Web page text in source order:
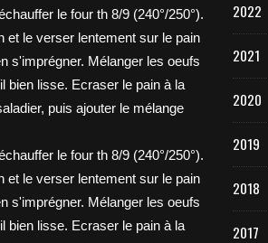
2022
2021
2020
2019
2018
2017